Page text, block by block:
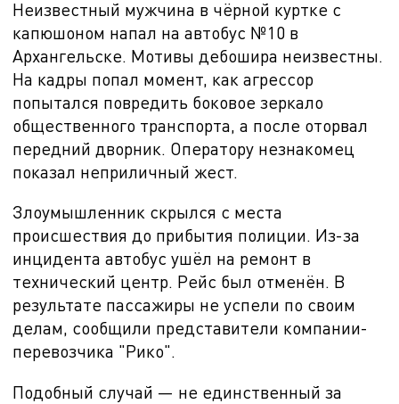
Неизвестный мужчина в чёрной куртке с
капюшоном напал на автобус №10 в
Архангельске. Мотивы дебошира неизвестны.
На кадры попал момент, как агрессор
попытался повредить боковое зеркало
общественного транспорта, а после оторвал
передний дворник. Оператору незнакомец
показал неприличный жест.
Злоумышленник скрылся с места
происшествия до прибытия полиции. Из-за
инцидента автобус ушёл на ремонт в
технический центр. Рейс был отменён. В
результате пассажиры не успели по своим
делам, сообщили представители компании-
перевозчика "Рико".
Подобный случай — не единственный за